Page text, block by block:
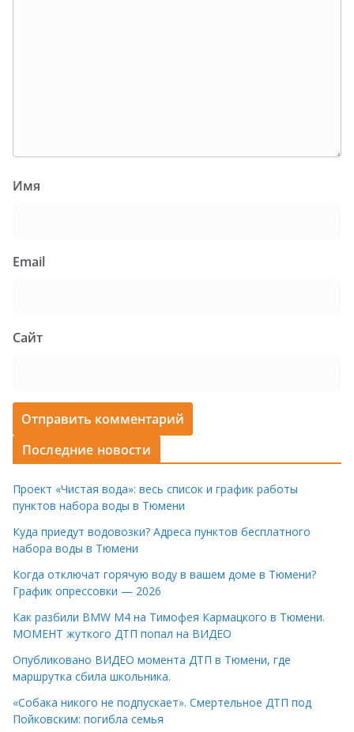
Имя
Email
Сайт
Последние новости
Проект «Чистая вода»: весь список и график работы
пунктов набора воды в Тюмени
Куда приедут водовозки? Адреса пунктов бесплатного
набора воды в Тюмени
Когда отключат горячую воду в вашем доме в Тюмени?
График опрессовки — 2026
Как разбили BMW M4 на Тимофея Кармацкого в Тюмени.
МОМЕНТ жуткого ДТП попал на ВИДЕО
Опубликовано ВИДЕО момента ДТП в Тюмени, где
маршрутка сбила школьника.
«Собака никого не подпускает». Смертельное ДТП под
Пойковским: погибла семья